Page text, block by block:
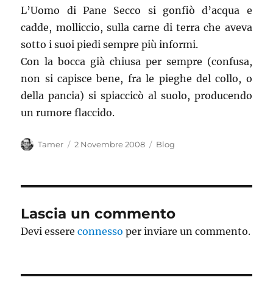
L’Uomo di Pane Secco si gonfiò d’acqua e
cadde, molliccio, sulla carne di terra che aveva
sotto i suoi piedi sempre più informi.
Con la bocca già chiusa per sempre (confusa,
non si capisce bene, fra le pieghe del collo, o
della pancia) si spiaccicò al suolo, producendo
un rumore flaccido.
Autore
Tamer
Pubblicato
2 Novembre 2008 Categorie
Blog
Lascia un commento
Devi essereconnesso per inviare un commento.